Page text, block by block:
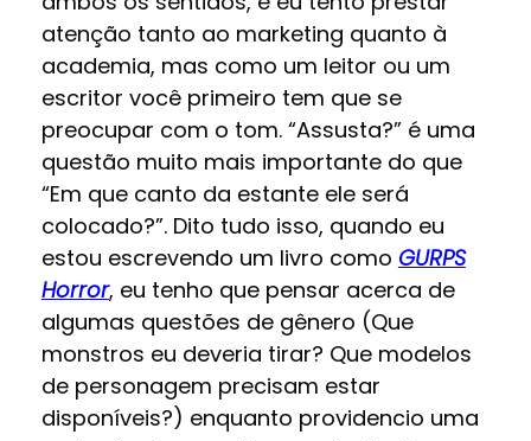
atenção tanto ao marketing quanto à
academia, mas como um leitor ou um
escritor você primeiro tem que se
preocupar com o tom. “Assusta?” é uma
questão muito mais importante do que
“Em que canto da estante ele será
colocado?”. Dito tudo isso, quando eu
estou escrevendo um livro como GURPS
Horror, eu tenho que pensar acerca de
algumas questões de gênero (Que
monstros eu deveria tirar? Que modelos
de personagem precisam estar
disponíveis?) enquanto providencio uma